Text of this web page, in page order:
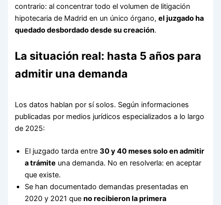
contrario: al concentrar todo el volumen de litigación
hipotecaria de Madrid en un único órgano,el juzgado ha
quedado desbordado desde su creación.
La situación real: hasta 5 años para
admitir una demanda
Los datos hablan por sí solos. Según informaciones
publicadas por medios jurídicos especializados a lo largo
de 2025:
El juzgado tarda entre30 y 40 meses solo en admitir
a trámite una demanda. No en resolverla: en aceptar
que existe.
Se han documentado demandas presentadas en
2020 y 2021 queno recibieron la primera